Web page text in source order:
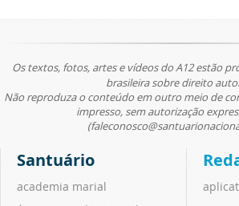
Os textos, fotos, artes e vídeos do A12 estão
brasileira sobre direito
Não reproduza o conteúdo em outro meio de
impresso, sem autorização
Santuário
academia marial